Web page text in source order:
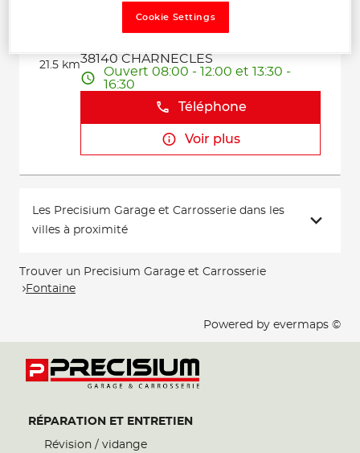
21.5 km
GARAGE DE CHARNECLES
38140 CHARNECLES
Ouvert 08:00 - 12:00 et 13:30 -
16:30
Téléphone
Voir plus
Les Precisium Garage et Carrosserie dans les
villes à proximité
Trouver un Precisium Garage et Carrosserie
Fontaine
Powered by evermaps ©
RÉPARATION ET ENTRETIEN
Révision / vidange
Cookie Settings